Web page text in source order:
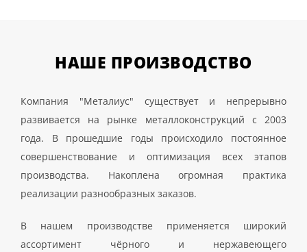
НАШЕ ПРОИЗВОДСТВО
Компания "Металиус" существует и непрерывно
развивается на рынке металлоконструкций с 2003
года. В прошедшие годы происходило постоянное
совершенствование и оптимизация всех этапов
производства. Накоплена огромная практика
реализации разнообразных заказов.
В нашем производстве применяется широкий
ассортимент чёрного и нержавеющего